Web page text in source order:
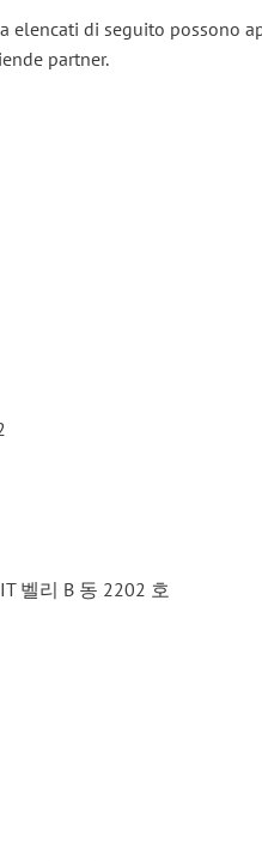
elencati di seguito possono
partner.
벨리 B 동 2202 호